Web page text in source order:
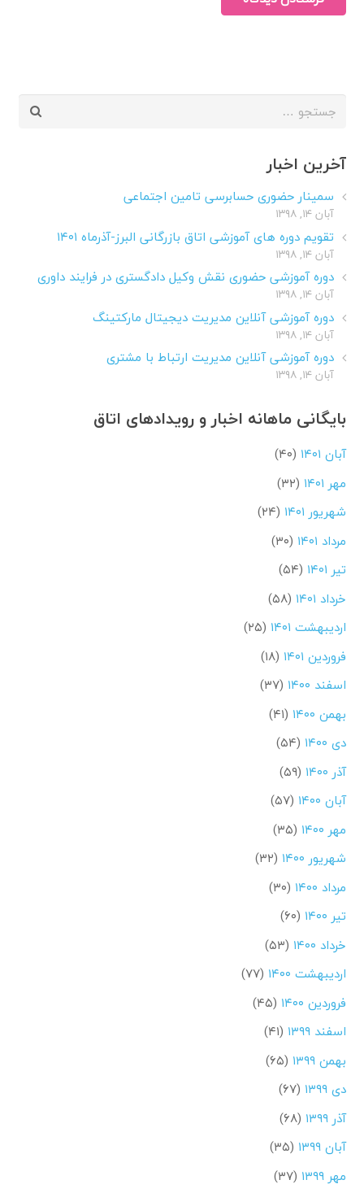
جستجو
آخرین اخبار
سمینار حضوری حسابرسی تامین اجتماعی
آبان ۱۴, ۱۳۹۸
تقویم دوره های آموزشی اتاق بازرگانی البرز-آذرماه ۱۴۰۱
آبان ۱۴, ۱۳۹۸
دوره آموزشی حضوری نقش وکیل دادگستری در فرایند داوری
آبان ۱۴, ۱۳۹۸
دوره آموزشی آنلاین مدیریت دیجیتال مارکتینگ
آبان ۱۴, ۱۳۹۸
دوره آموزشی آنلاین مدیریت ارتباط با مشتری
آبان ۱۴, ۱۳۹۸
بایگانی ماهانه اخبار و رویدادهای اتاق
آبان ۱۴۰۱
(۴۰)
مهر ۱۴۰۱
(۳۲)
شهریور ۱۴۰۱
(۲۴)
مرداد ۱۴۰۱
(۳۰)
تیر ۱۴۰۱
(۵۴)
خرداد ۱۴۰۱
(۵۸)
اردیبهشت ۱۴۰۱
(۲۵)
فروردین ۱۴۰۱
(۱۸)
اسفند ۱۴۰۰
(۳۷)
بهمن ۱۴۰۰
(۴۱)
دی ۱۴۰۰
(۵۴)
آذر ۱۴۰۰
(۵۹)
آبان ۱۴۰۰
(۵۷)
مهر ۱۴۰۰
(۳۵)
شهریور ۱۴۰۰
(۳۲)
مرداد ۱۴۰۰
(۳۰)
تیر ۱۴۰۰
(۶۰)
خرداد ۱۴۰۰
(۵۳)
اردیبهشت ۱۴۰۰
(۷۷)
فروردین ۱۴۰۰
(۴۵)
اسفند ۱۳۹۹
(۴۱)
بهمن ۱۳۹۹
(۶۵)
دی ۱۳۹۹
(۶۷)
آذر ۱۳۹۹
(۶۸)
آبان ۱۳۹۹
(۳۵)
مهر ۱۳۹۹
(۳۷)